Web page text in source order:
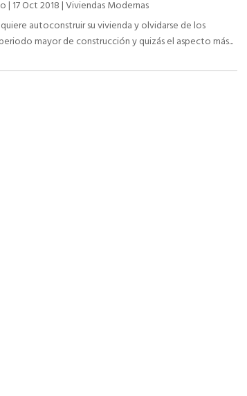
| 17 Oct 2018 | Viviendas Modernas
autoconstruir su vivienda y olvidarse de los
mayor de construcción y quizás el aspecto más...